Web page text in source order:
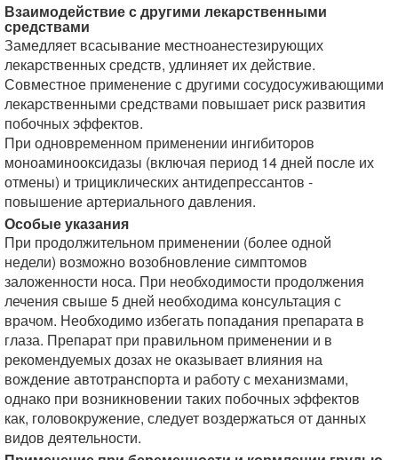
Взаимодействие с другими лекарственными
средствами
Замедляет всасывание местноанестезирующих
лекарственных средств, удлиняет их действие.
Совместное применение с другими сосудосуживающими
лекарственными средствами повышает риск развития
побочных эффектов.
При одновременном применении ингибиторов
моноаминооксидазы (включая период 14 дней после их
отмены) и трициклических антидепрессантов -
повышение артериального давления.
Особые указания
При продолжительном применении (более одной
недели) возможно возобновление симптомов
заложенности носа. При необходимости продолжения
лечения свыше 5 дней необходима консультация с
врачом. Необходимо избегать попадания препарата в
глаза. Препарат при правильном применении и в
рекомендуемых дозах не оказывает влияния на
вождение автотранспорта и работу с механизмами,
однако при возникновении таких побочных эффектов
как, головокружение, следует воздержаться от данных
видов деятельности.